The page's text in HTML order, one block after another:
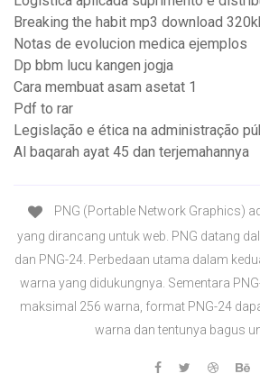
Breaking the habit mp3 download
Notas de evolucion medica ejemplos
Dp bbm lucu kangen jogja
Cara membuat asam asetat 1
Pdf to rar
Legislação e ética na administração
Al baqarah ayat 45 dan terjemahannya
PNG (Portable Network Graphics)
yang dirancang untuk web. PNG datang
dan PNG-24. Perbedaan utama dalam
warna yang didukungnya. Sementara
maksimal 256 warna, format PNG-24
warna dan tentunya bagus